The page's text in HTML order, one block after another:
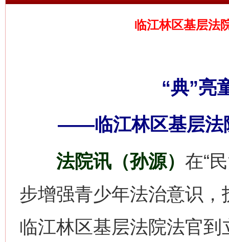
临江林区基层法
“典”亮
——临江林区基层法
法院讯（孙源） 在“
步增强青少年法治意识
临江林区基层法院法官